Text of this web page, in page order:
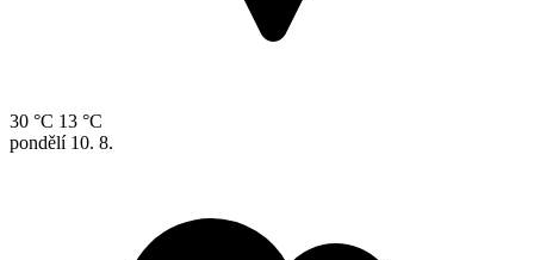
30 °C 13 °C
pondělí 10. 8.